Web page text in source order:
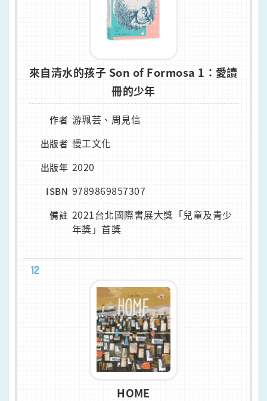
來自清水的孩子 Son of Formosa 1：愛讀
冊的少年
作者 游珮芸、周見信
出版者 慢工文化
出版年 2020
ISBN 9789869857307
備註 2021台北國際書展大獎「兒童及青少
年獎」首獎
12
HOME